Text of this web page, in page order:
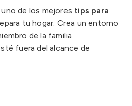
de los mejores tips para
tu hogar. Crea un entorno
de la familia
fuera del alcance de